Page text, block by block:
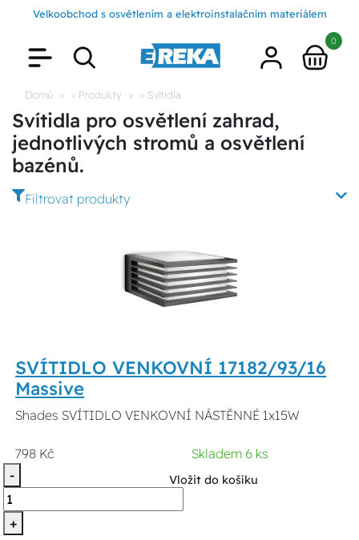
Velkoobchod s osvětlením a elektroinstalačním materiálem
0
Domů > Produkty > Svítidla
Svítidla pro osvětlení zahrad,
jednotlivých stromů a osvětlení
bazénů.
Filtrovat produkty
SVÍTIDLO VENKOVNÍ 17182/93/16
Massive
Shades SVÍTIDLO VENKOVNÍ NÁSTĚNNÉ 1x15W
798 Kč
Skladem 6 ks
-
+
Vložit do košíku